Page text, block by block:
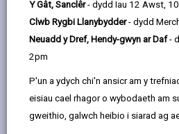
Y Gât, Sanclêr- dydd Iau 12 Awst,
Clwb Rygbi Llanybydder- dydd
Neuadd y Dref, Hendy-gwyn ar Daf-
2pm
P'un a ydych chi'n ansicr am y
eisiau cael rhagor o wybodaeth am
gweithio, galwch heibio i siarad ag
ieithyddol
Nod a